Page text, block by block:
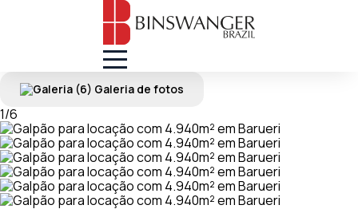
(6) Galeria de fotos
1/6